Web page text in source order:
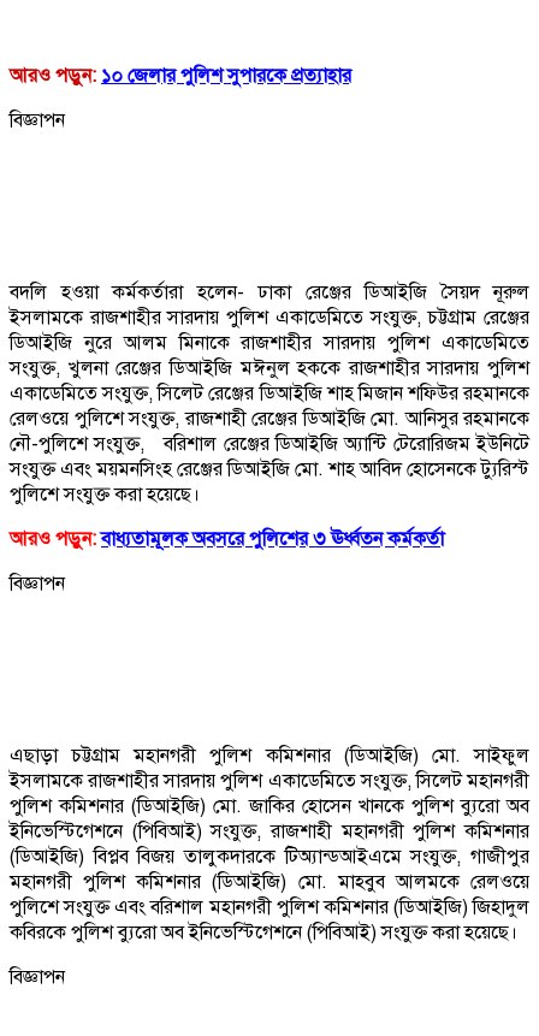
আরও পড়ুন: ১০ জেলার পুলিশ সুপারকে প্রত্যাহার
বিজ্ঞাপন
বদলি হওয়া কর্মকর্তারা হলেন- ঢাকা রেঞ্জের ডিআইজি সৈয়দ নূরুল
ইসলামকে রাজশাহীর সারদায় পুলিশ একাডেমিতে সংযুক্ত, চট্টগ্রাম রেঞ্জের
ডিআইজি নুরে আলম মিনাকে রাজশাহীর সারদায় পুলিশ একাডেমিতে
সংযুক্ত, খুলনা রেঞ্জের ডিআইজি মঈনুল হককে রাজশাহীর সারদায় পুলিশ
একাডেমিতে সংযুক্ত, সিলেট রেঞ্জের ডিআইজি শাহ মিজান শফিউর রহমানকে
রেলওয়ে পুলিশে সংযুক্ত, রাজশাহী রেঞ্জের ডিআইজি মো. আনিসুর রহমানকে
নৌ-পুলিশে সংযুক্ত, বরিশাল রেঞ্জের ডিআইজি অ্যান্টি টেরোরিজম ইউনিটে
সংযুক্ত এবং ময়মনসিংহ রেঞ্জের ডিআইজি মো. শাহ আবিদ হোসেনকে ট্যুরিস্ট
পুলিশে সংযুক্ত করা হয়েছে।
আরও পড়ুন: বাধ্যতামূলক অবসরে পুলিশের ৩ ঊর্ধ্বতন কর্মকর্তা
বিজ্ঞাপন
এছাড়া চট্টগ্রাম মহানগরী পুলিশ কমিশনার (ডিআইজি) মো. সাইফুল
ইসলামকে রাজশাহীর সারদায় পুলিশ একাডেমিতে সংযুক্ত, সিলেট মহানগরী
পুলিশ কমিশনার (ডিআইজি) মো. জাকির হোসেন খানকে পুলিশ ব্যুরো অব
ইনিভেস্টিগেশনে (পিবিআই) সংযুক্ত, রাজশাহী মহানগরী পুলিশ কমিশনার
(ডিআইজি) বিপ্লব বিজয় তালুকদারকে টিঅ্যান্ডআইএমে সংযুক্ত, গাজীপুর
মহানগরী পুলিশ কমিশনার (ডিআইজি) মো. মাহবুব আলমকে রেলওয়ে
পুলিশে সংযুক্ত এবং বরিশাল মহানগরী পুলিশ কমিশনার (ডিআইজি) জিহাদুল
কবিরকে পুলিশ ব্যুরো অব ইনিভেস্টিগেশনে (পিবিআই) সংযুক্ত করা হয়েছে।
বিজ্ঞাপন